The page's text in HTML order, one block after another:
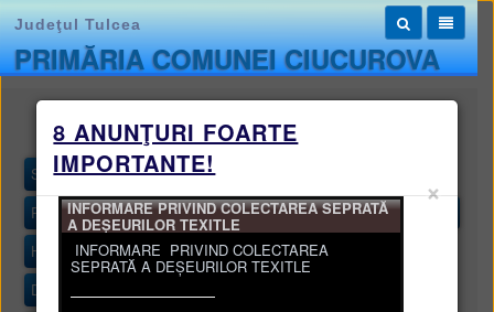
Judeţul Tulcea
PRIMĂRIA COMUNEI CIUCUROVA
Monitorul oficial local
STATUTUL UNITĂȚII ADMINISTRATIV-TERITORIALE
REGULAMENTELE PRIVIND PROCEDURILE ADMINISTRATIVE
HOTĂRÂRILE AUTORITĂȚII DELIBERATIVE
DISPOZIȚIILE AUTORITĂȚII EXECUTIVE
8 ANUNŢURI FOARTE
IMPORTANTE!
×
INFORMARE PRIVIND COLECTAREA SEPRATĂ
A DEȘEURILOR TEXITLE
INFORMARE PRIVIND COLECTAREA
SEPRATĂ A DEȘEURILOR TEXITLE